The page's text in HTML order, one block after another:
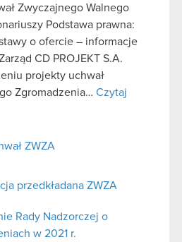
Zwyczajnego Walnego
Podstawa prawna:
o ofercie – informacje
CD PROJEKT S.A.
projekty uchwał
Zgromadzenia… Czytaj
ZWZA
przedkładana ZWZA
Rady Nadzorczej o
w 2021 r.